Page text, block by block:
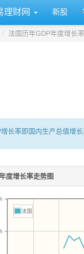
理财网 新股
法国历年GDP年度增长率
长率即国内生产总值增
度增长率走势图
法国